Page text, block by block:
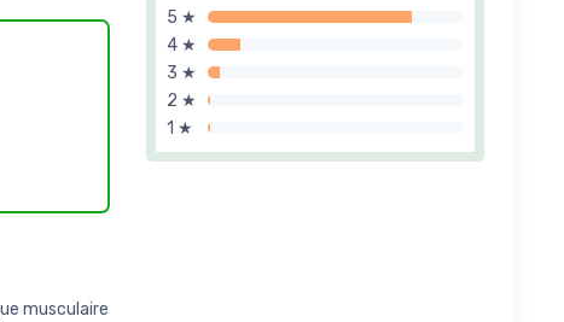
5 ★
4 ★
3 ★
2 ★
1 ★
musculaire